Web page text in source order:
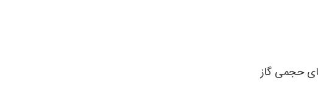
حجمی گاز